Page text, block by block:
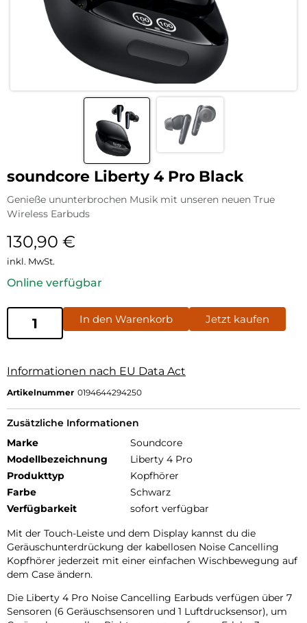
soundcore Liberty 4 Pro Black
Genieße ununterbrochen Musik mit unseren neuen True
Wireless Earbuds
130,90 €
inkl. MwSt.
Online verfügbar
In den Warenkorb Jetzt kaufen
Informationen nach EU Data Act
Artikelnummer 0194644294250
Zusätzliche Informationen
Marke
Soundcore
Modellbezeichnung
Liberty 4 Pro
Produkttyp
Kopfhörer
Farbe
Schwarz
Verfügbarkeit
sofort verfügbar
Mit der Touch-Leiste und dem Display kannst du die
Geräuschunterdrückung der kabellosen Noise Cancelling
Kopfhörer jederzeit mit einer einfachen Wischbewegung auf
dem Case ändern.
Die Liberty 4 Pro Noise Cancelling Earbuds verfügen über 7
Sensoren (6 Geräuschsensoren und 1 Luftdrucksensor), um